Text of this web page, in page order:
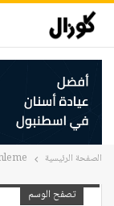
الصفحة الرئيسية
تصفح الوسم